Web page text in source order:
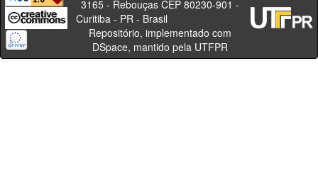
3165 - Rebouças CEP 80230-901 -
Curitiba - PR - Brasil
Repositório, implementado com
DSpace, mantido pela UTFPR